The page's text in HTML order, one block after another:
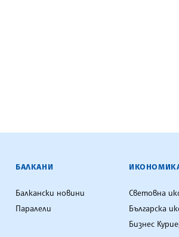
БАЛКАНИ
Балкански новини
Паралели
Световна
Българска
Бизнес